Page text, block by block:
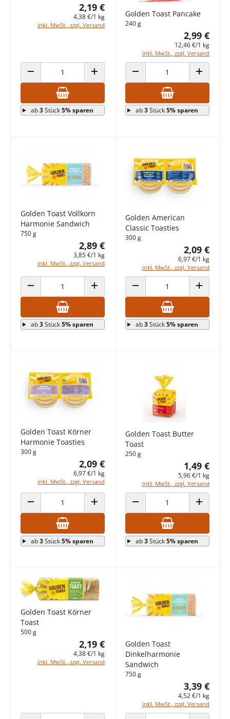
2,19 €
4,38 €/1 kg
inkl. MwSt., zzgl. Versand
ANZAHL VERRINGERN ANZAHL ERHÖHEN
ab3Stück5% sparen
Golden Toast Pancake
240 g
2,99 €
12,46 €/1 kg
inkl. MwSt., zzgl. Versand
ANZAHL VERRINGERN ANZAHL
ab3Stück5% sparen
Golden Toast Vollkorn
Harmonie Sandwich
750 g
2,89 €
3,85 €/1 kg
inkl. MwSt., zzgl. Versand
ANZAHL VERRINGERN ANZAHL ERHÖHEN
ab3Stück5% sparen
Golden American
Classic Toasties
300 g
2,09 €
6,97 €/1 kg
inkl. MwSt., zzgl. Versand
ANZAHL VERRINGERN ANZAHL
ab3Stück5% sparen
Golden Toast Körner
Harmonie Toasties
300 g
2,09 €
6,97 €/1 kg
inkl. MwSt., zzgl. Versand
ANZAHL VERRINGERN ANZAHL ERHÖHEN
ab3Stück5% sparen
Golden Toast Butter
Toast
250 g
1,49 €
5,96 €/1 kg
inkl. MwSt., zzgl. Versand
ANZAHL VERRINGERN ANZAHL
ab3Stück5% sparen
Golden Toast Körner
Toast
500 g
2,19 €
4,38 €/1 kg
inkl. MwSt., zzgl. Versand
Golden Toast
Dinkelharmonie
Sandwich
750 g
3,39 €
4,52 €/1 kg
inkl. MwSt., zzgl. Versand